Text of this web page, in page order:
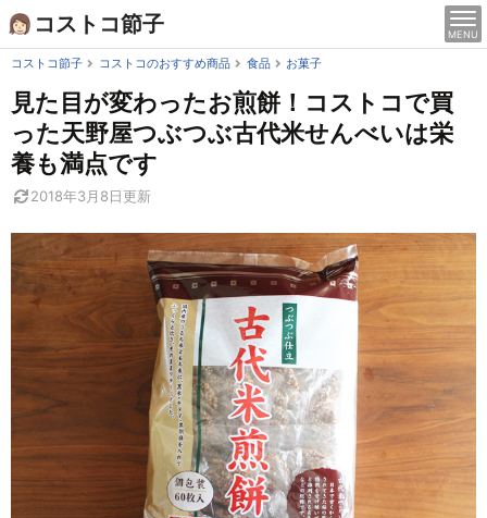
Skip
to
content
コストコ節子 MENU
コストコ節子 コストコのおすすめ商品 食品 お菓子
見た目が変わったお煎餅！コストコで買
った天野屋つぶつぶ古代米せんべいは栄
養も満点です
2018年3月8日更新